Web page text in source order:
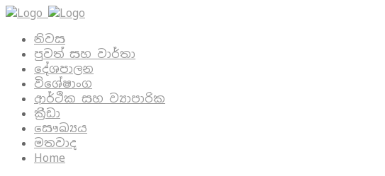
නිවස
පුවත් සහ වාර්තා
දේශපාලන
විශේෂාංග
ආර්ථික සහ ව්‍යාපාරික
ක්‍රීඩා
සෞඛ්‍යය
මතවාද
Home